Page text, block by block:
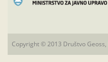
Copyright © 2013 Društvo